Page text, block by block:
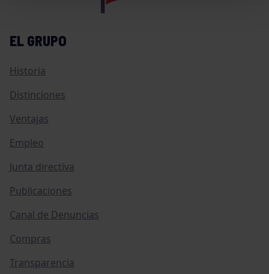
EL GRUPO
Historia
Distinciones
Ventajas
Empleo
Junta directiva
Publicaciones
Canal de Denuncias
Compras
Transparencia